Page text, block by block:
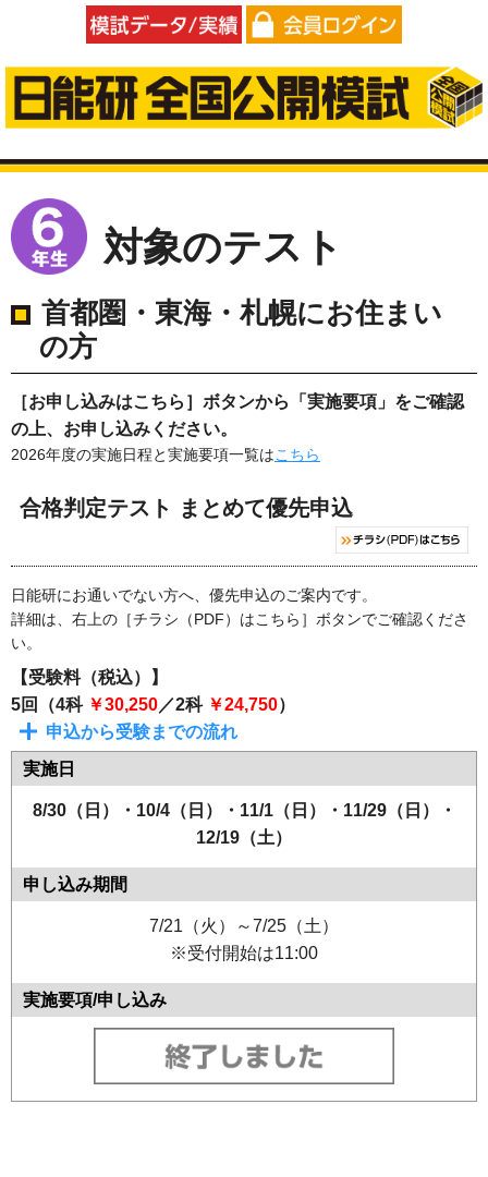
対象のテスト
首都圏・東海・札幌にお住まい
の方
［お申し込みはこちら］ボタンから「実施要項」をご確認
の上、お申し込みください。
2026年度の実施日程と実施要項一覧はこちら
合格判定テスト まとめて優先申込
日能研にお通いでない方へ、優先申込のご案内です。
詳細は、右上の［チラシ（PDF）はこちら］ボタンでご確認くださ
い。
【受験料（税込）】
5回（4科 ￥30,250／2科 ￥24,750）
申込から受験までの流れ
8/30（日）・10/4（日）・11/1（日）・11/29（日）・
12/19（土）
7/21（火）～7/25（土）
※受付開始は11:00